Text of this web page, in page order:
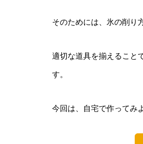
そのためには、氷の削り
適切な道具を揃えること
す。
今回は、自宅で作ってみ